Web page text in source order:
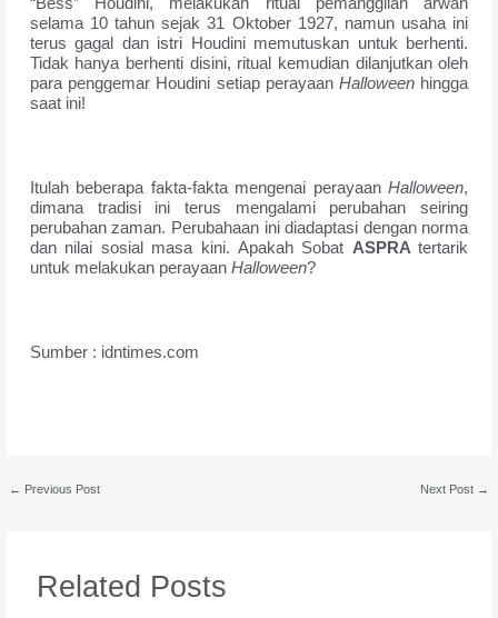
selama 10 tahun sejak 31 Oktober 1927, namun usaha ini
terus gagal dan istri Houdini memutuskan untuk berhenti.
Tidak hanya berhenti disini, ritual kemudian dilanjutkan oleh
para penggemar Houdini setiap perayaan Halloweenhingga
saat ini!
Itulah beberapa fakta-fakta mengenai perayaanHalloween,
dimana tradisi ini terus mengalami perubahan seiring
perubahan zaman. Perubahaan ini diadaptasi dengan norma
dan nilai sosial masa kini. Apakah Sobat ASPRAtertarik
untuk melakukan perayaan Halloween?
Sumber : idntimes.com
← Previous Post Next Post →
Related Posts